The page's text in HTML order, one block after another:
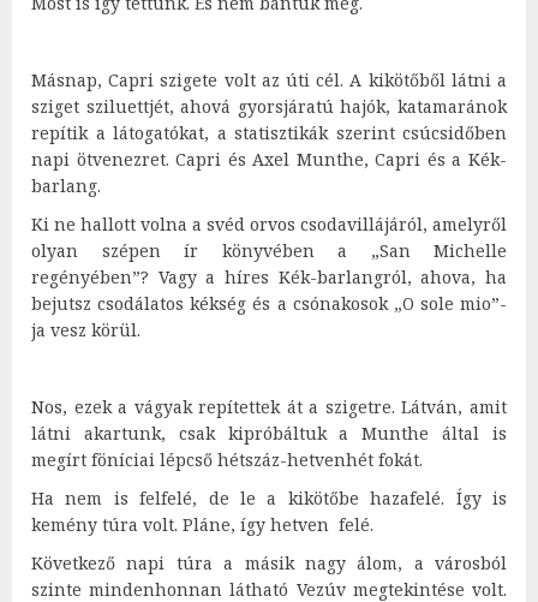
Másnap, Capri szigete volt az úti cél. A kikötőből látni a
sziget sziluettjét, ahová gyorsjáratú hajók, katamaránok
repítik a látogatókat, a statisztikák szerint csúcsidőben
napi ötvenezret. Capri és Axel Munthe, Capri és a Kék-
barlang.
Ki ne hallott volna a svéd orvos csodavillájáról, amelyről
olyan szépen ír könyvében a „San Michelle
regényében”? Vagy a híres Kék-barlangról, ahova, ha
bejutsz csodálatos kékség és a csónakosok „O sole mio”-
ja vesz körül.
Nos, ezek a vágyak repítettek át a szigetre. Látván, amit
látni akartunk, csak kipróbáltuk a Munthe által is
megírt föníciai lépcső hétszáz-hetvenhét fokát.
Ha nem is felfelé, de le a kikötőbe hazafelé. Így is
kemény túra volt. Pláne, így hetven felé.
Következő napi túra a másik nagy álom, a városból
szinte mindenhonnan látható Vezúv megtekintése volt.